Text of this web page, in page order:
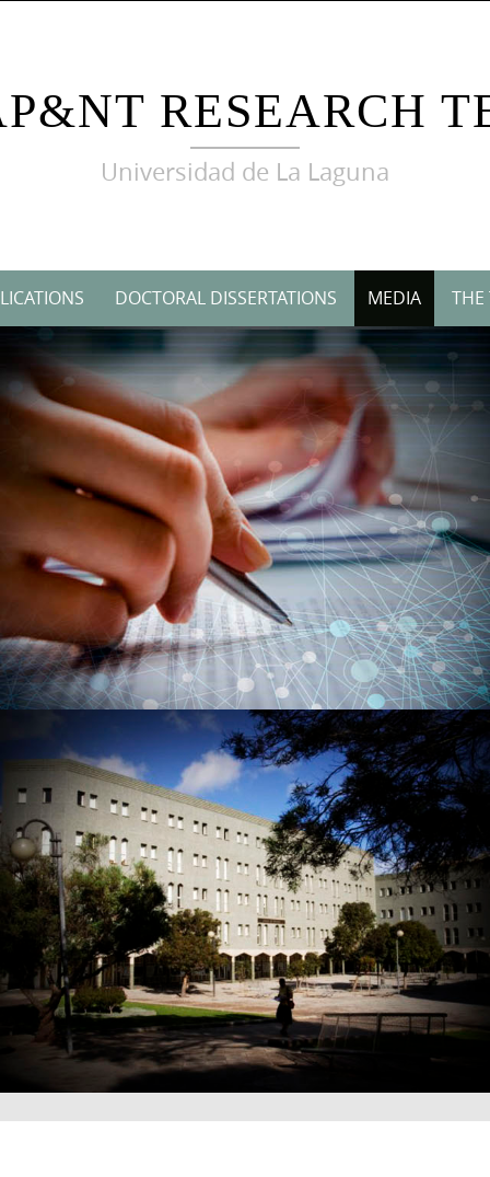
RESEARCH
Universidad de La Laguna
DOCTORAL DISSERTATIONS MEDIA THE